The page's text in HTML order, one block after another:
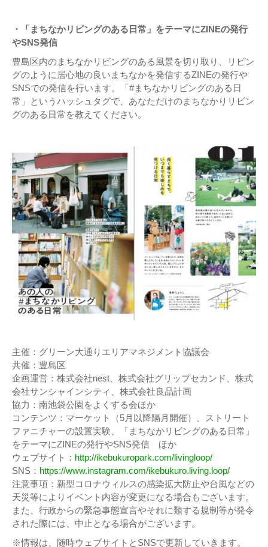
・「まちなかリビングのある日常」をテーマにZINEの発行
やSNS発信
豊島区内のまちなかリビングのある風景を切り取り、リビン
グのように居心地の良いまちなかを発信するZINEの発行や
SNSでの発信を行います。「#まちなかリビングのある日
常」というハッシュタグで、あなただけのまちなかりリビン
グのある日常を教えてください。
主催：グリーン大通りエリアマネジメント協議会
共催：豊島区
企画運営：株式会社nest、株式会社グリップセカンド、株式
会社サンシャインシティ、株式会社良品計画
協力：南池袋公園をよくする会ほか
コンテンツ：マーケット（5月以降隔月開催）、ストリート
ファニチャーの設置実験、「まちなかリビングのある日常」
をテーマにZINEの発行やSNS発信 ほか
ウェブサイト： http://ikebukuropark.com/livingloop/
SNS： https://www.instagram.com/ikebukuro.living.loop/
注意事項：新型コロナウィルスの感染拡大防止や台風などの
天災等によりイベント内容が変更になる場合もございます。
また、行政からの緊急事態宣言やそれに類する規制等が発令
された際には、中止となる場合がございます。
※情報は、随時ウェブサイトとSNSで更新していきます。